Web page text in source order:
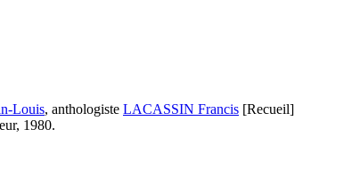
Louis, anthologiste LACASSIN Francis [Recueil]
1980.